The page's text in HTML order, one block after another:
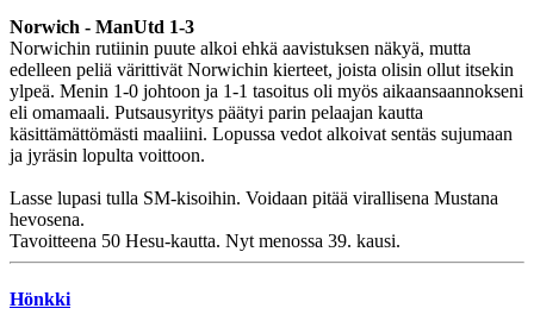
Norwich - ManUtd 1-3
Norwichin rutiinin puute alkoi ehkä aavistuksen näkyä, mutta
edelleen peliä värittivät Norwichin kierteet, joista olisin ollut itsekin
ylpeä. Menin 1-0 johtoon ja 1-1 tasoitus oli myös aikaansaannokseni
eli omamaali. Putsausyritys päätyi parin pelaajan kautta
käsittämättömästi maaliini. Lopussa vedot alkoivat sentäs sujumaan
ja jyräsin lopulta voittoon.
Lasse lupasi tulla SM-kisoihin. Voidaan pitää virallisena Mustana
hevosena.
Tavoitteena 50 Hesu-kautta. Nyt menossa 39. kausi.
Hönkki